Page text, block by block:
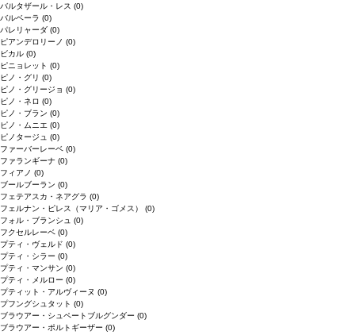
バルタザール・レス (0)
バルベーラ (0)
パレリャーダ (0)
ピアンデロリーノ (0)
ビカル (0)
ピニョレット (0)
ピノ・グリ (0)
ピノ・グリージョ (0)
ピノ・ネロ (0)
ピノ・ブラン (0)
ピノ・ムニエ (0)
ピノタージュ (0)
ファーバーレーベ (0)
ファランギーナ (0)
フィアノ (0)
ブールブーラン (0)
フェテアスカ・ネアグラ (0)
フェルナン・ピレス（マリア・ゴメス） (0)
フォル・ブランシュ (0)
フクセルレーベ (0)
プティ・ヴェルド (0)
プティ・シラー (0)
プティ・マンサン (0)
プティ・メルロー (0)
プティット・アルヴィーヌ (0)
プフングシュタット (0)
ブラウアー・シュペートブルグンダー (0)
ブラウアー・ポルトギーザー (0)